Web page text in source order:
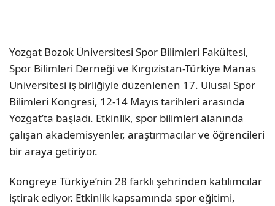
Yozgat Bozok Üniversitesi Spor Bilimleri Fakültesi,
Spor Bilimleri Derneği ve Kırgızistan-Türkiye Manas
Üniversitesi iş birliğiyle düzenlenen 17. Ulusal Spor
Bilimleri Kongresi, 12-14 Mayıs tarihleri arasında
Yozgat’ta başladı. Etkinlik, spor bilimleri alanında
çalışan akademisyenler, araştırmacılar ve öğrencileri
bir araya getiriyor.
Kongreye Türkiye’nin 28 farklı şehrinden katılımcılar
iştirak ediyor. Etkinlik kapsamında spor eğitimi,